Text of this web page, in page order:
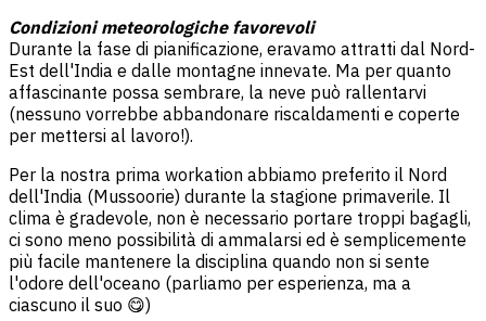
Condizioni meteorologiche favorevoli
Durante la fase di pianificazione, eravamo attratti dal Nord-
Est dell'India e dalle montagne innevate. Ma per quanto
affascinante possa sembrare, la neve può rallentarvi
(nessuno vorrebbe abbandonare riscaldamenti e coperte
per mettersi al lavoro!).
Per la nostra prima workation abbiamo preferito il Nord
dell'India (Mussoorie) durante la stagione primaverile. Il
clima è gradevole, non è necessario portare troppi bagagli,
ci sono meno possibilità di ammalarsi ed è semplicemente
più facile mantenere la disciplina quando non si sente
l'odore dell'oceano (parliamo per esperienza, ma a
ciascuno il suo 😋)